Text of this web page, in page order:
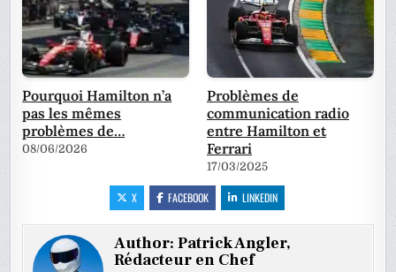
Pourquoi Hamilton n’a
pas les mêmes
problèmes de…
08/06/2026
Problèmes de
communication radio
entre Hamilton et
Ferrari
17/03/2025
X FACEBOOK LINKEDIN
Author:Patrick Angler,
Rédacteur en Chef